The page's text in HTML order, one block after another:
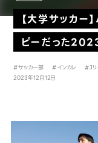
【大学サッカー
ピーだった
#サッカー部 #インカレ
#Jリ
2023年12月12日